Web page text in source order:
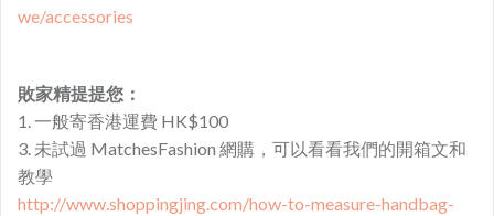
we/accessories
敗家精提提您：
1. 一般寄香港運費 HK$100
3. 未試過 MatchesFashion 網購，可以看看我們的開箱文和
教學
http://www.shoppingjing.com/how-to-measure-handbag-